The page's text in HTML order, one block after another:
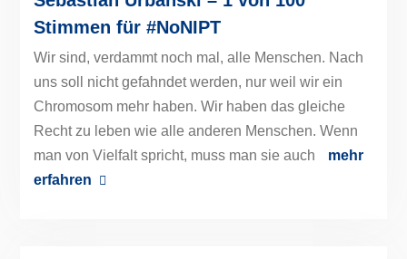
Stimmen für #NoNIPT
Wir sind, verdammt noch mal, alle Menschen. Nach
uns soll nicht gefahndet werden, nur weil wir ein
Chromosom mehr haben. Wir haben das gleiche
Recht zu leben wie alle anderen Menschen. Wenn
man von Vielfalt spricht, muss man sie auch
mehr
erfahren